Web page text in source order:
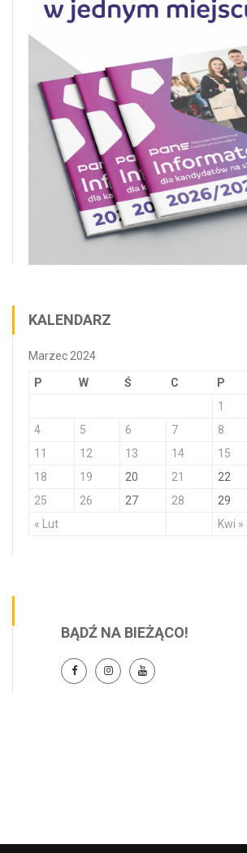
KALENDARZ
Marzec 2024
P W Ś C P
« Lut Kwi »
1
4
5 6 7 8
11
12 13 14 15
18
19 20 21 22
25
26 27 28 29
BĄDŹ NA BIEŻĄCO!